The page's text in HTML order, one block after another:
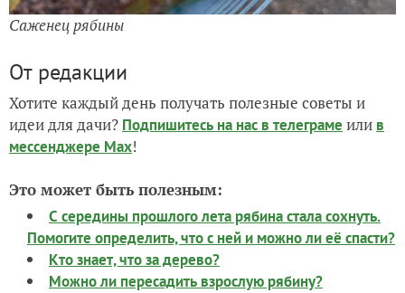
Саженец рябины
От редакции
Хотите каждый день получать полезные советы и
идеи для дачи? Подпишитесь на нас в телеграме или в
мессенджере Max!
Это может быть полезным:
С середины прошлого лета рябина стала сохнуть.
Помогите определить, что с ней и можно ли её спасти?
Кто знает, что за дерево?
Можно ли пересадить взрослую рябину?